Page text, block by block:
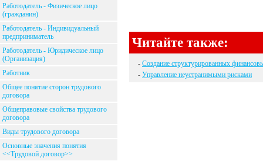
Работодатель - Физическое лицо
(гражданин)
Работодатель - Индивидуальный
предприниматель
Работодатель - Юридическое лицо
(Организация)
Работник
Общее понятие сторон трудового
договора
Общеправовые свойства трудового
договора
Виды трудового договора
Основные значения понятия
<<Трудовой договор>>
Читайте также:
- Создание структурированных
- Управление неустранимыми рисками